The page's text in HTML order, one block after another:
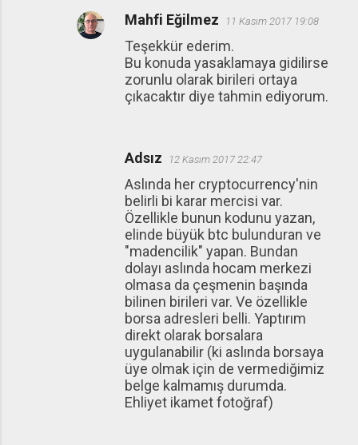
Mahfi Eğilmez 11 Kasım 2017 19:08
Teşekkür ederim.
Bu konuda yasaklamaya gidilirse
zorunlu olarak birileri ortaya
çıkacaktır diye tahmin ediyorum.
Adsız 12 Kasım 2017 22:47
Aslında her cryptocurrency'nin
belirli bi karar mercisi var.
Özellikle bunun kodunu yazan,
elinde büyük btc bulunduran ve
"madencilik" yapan. Bundan
dolayı aslında hocam merkezi
olmasa da çeşmenin başında
bilinen birileri var. Ve özellikle
borsa adresleri belli. Yaptırım
direkt olarak borsalara
uygulanabilir (ki aslında borsaya
üye olmak için de vermediğimiz
belge kalmamış durumda.
Ehliyet ikamet fotoğraf)